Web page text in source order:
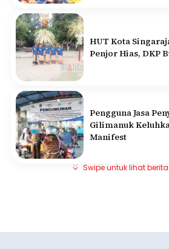
HUT Kota
Penjor Hias, DKP
Pengguna Jasa
Gilimanuk
Manifest
Swipe untuk lihat